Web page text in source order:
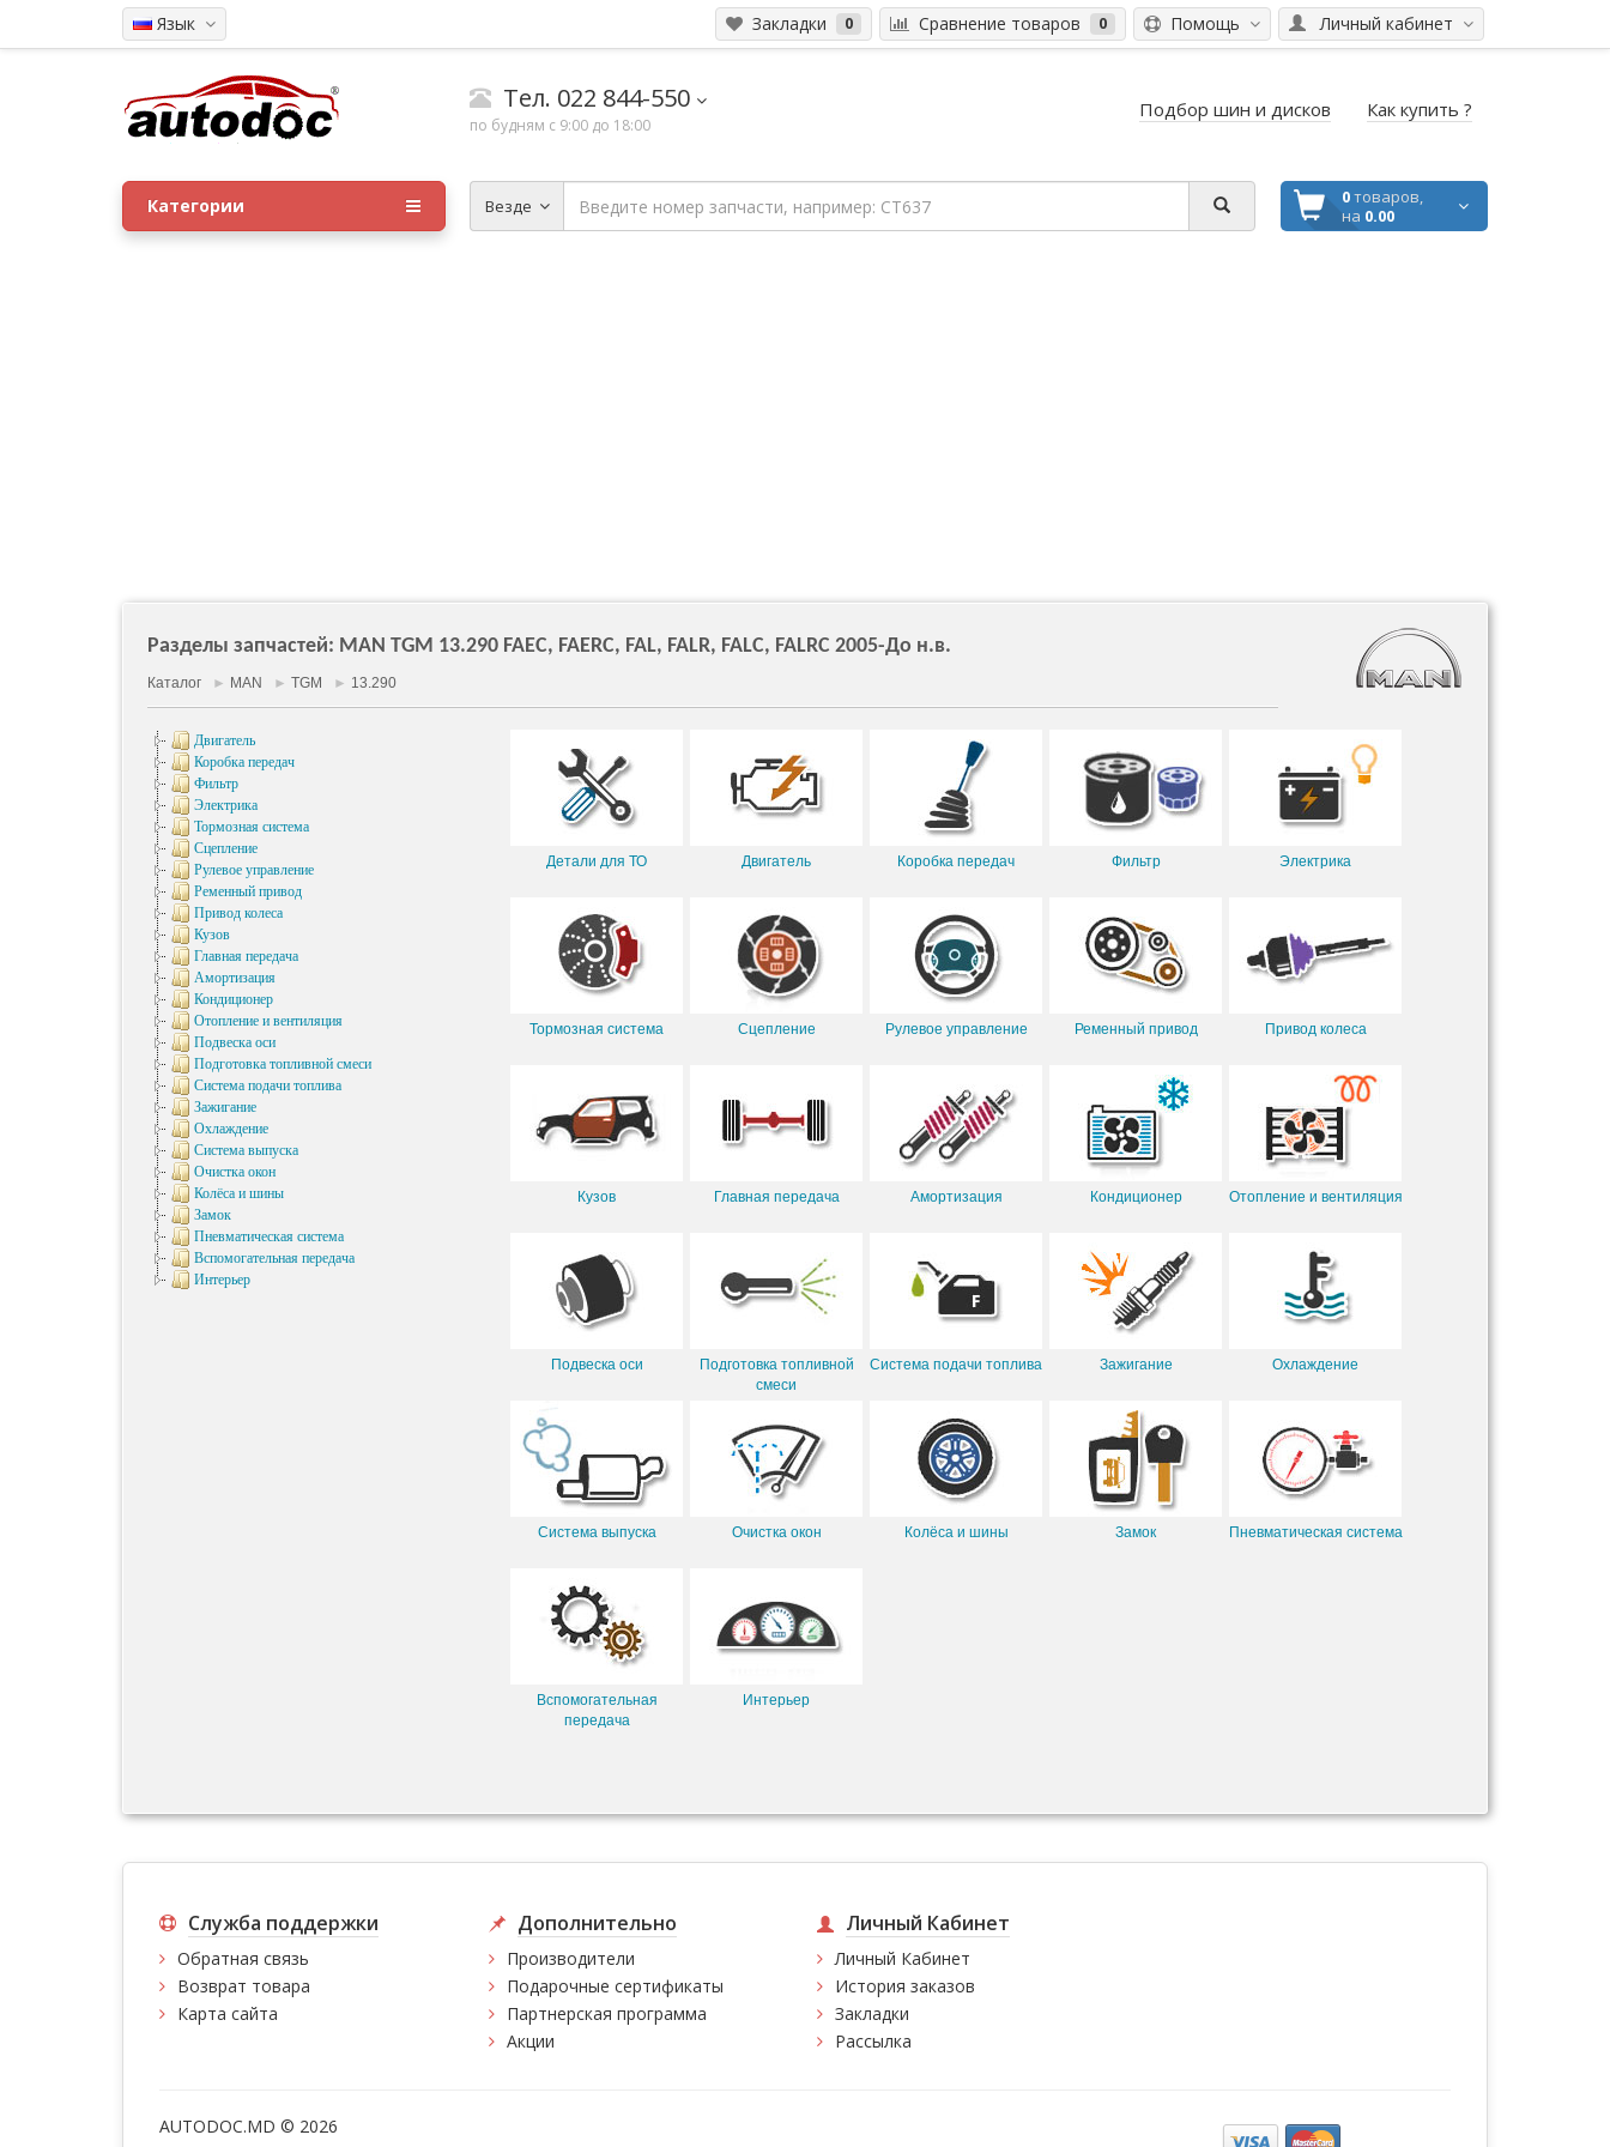
Язык Личный кабинет
Помощь
Закладки 0 Сравнение товаров 0
Тел. 022 844-550
по будням с 9:00 до 18:00
Подбор шин и дисков Как купить ?
Везде 0товаров,
на 0.00
Категории
Разделы запчастей: MAN TGM 13.290 FAEC, FAERC, FAL, FALR, FALC, FALRC 2005-До н.в.
Каталог ► MAN ► TGM ► 13.290
Двигатель
Коробка передач
Фильтр
Электрика
Тормозная система
Сцепление
Рулевое управление
Ременный привод
Привод колеса
Кузов
Главная передача
Амортизация
Кондиционер
Отопление и вентиляция
Подвеска оси
Подготовка топливной смеси
Система подачи топлива
Зажигание
Охлаждение
Система выпуска
Очистка окон
Колёса и шины
Замок
Пневматическая система
Вспомогательная передача
Интерьер
Детали для ТО Двигатель Коробка передач Фильтр Электрика
Тормозная система Сцепление Рулевое управление Ременный привод Привод колеса
Кузов Главная передача Амортизация Кондиционер Отопление и вентиляция
Подвеска оси
Подготовка топливной
смеси
Система подачи топлива Зажигание Охлаждение
Система выпуска Очистка окон Колёса и шины Замок Пневматическая система
Вспомогательная
передача
Интерьер
Служба поддержки
Обратная связь
Возврат товара
Карта сайта
Дополнительно
Производители
Подарочные сертификаты
Партнерская программа
Акции
Личный Кабинет
Личный Кабинет
История заказов
Закладки
Рассылка
AUTODOC.MD © 2026